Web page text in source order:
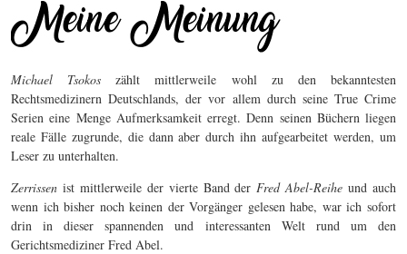
Michael Tsokos zählt mittlerweile wohl zu den bekanntesten
Rechtsmedizinern Deutschlands, der vor allem durch seine True Crime
Serien eine Menge Aufmerksamkeit erregt. Denn seinen Büchern liegen
reale Fälle zugrunde, die dann aber durch ihn aufgearbeitet werden, um
Leser zu unterhalten.
Zerrissen ist mittlerweile der vierte Band derFred Abel-Reihe und auch
wenn ich bisher noch keinen der Vorgänger gelesen habe, war ich sofort
drin in dieser spannenden und interessanten Welt rund um den
Gerichtsmediziner Fred Abel.